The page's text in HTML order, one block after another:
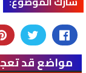
مواضع قد